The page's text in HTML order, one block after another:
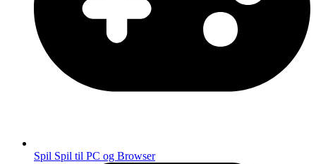
Spil Spil til PC og Browser